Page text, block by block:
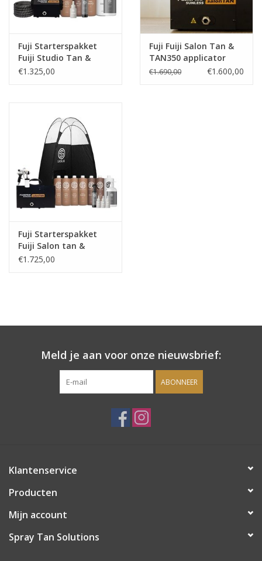
Fuji Starterspakket
Fuiji Studio Tan &
TAN350 applicator
€1.325,00
Fuji Fuiji Salon Tan &
TAN350 applicator
€1.690,00 €1.600,00
Fuji Starterspakket
Fuiji Salon tan &
TAN350 applicator
€1.725,00
Meld je aan voor onze nieuwsbrief:
ABONNEER
Klantenservice
Producten
Mijn account
Spray Tan Solutions